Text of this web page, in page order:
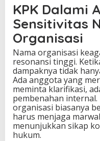
KPK Dalami
Sensitivitas
Organisasi
Nama organisasi
resonansi tinggi.
dampaknya tidak
Ada anggota yang
meminta klarifikasi,
pembenahan
organisasi biasanya
harus menjaga
menunjukkan sikap
hukum.